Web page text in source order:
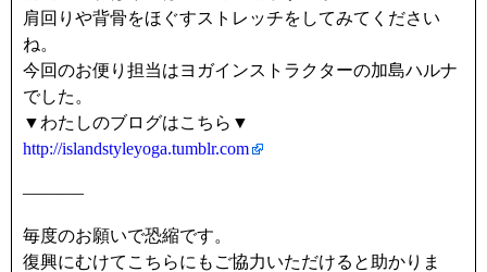
肩回りや背骨をほぐすストレッチをしてみてください
ね。
今回のお便り担当はヨガインストラクターの加島ハルナ
でした。
▼わたしのブログはこちら▼
http://islandstyleyoga.tumblr.com
———–
毎度のお願いで恐縮です。
復興にむけてこちらにもご協力いただけると助かりま